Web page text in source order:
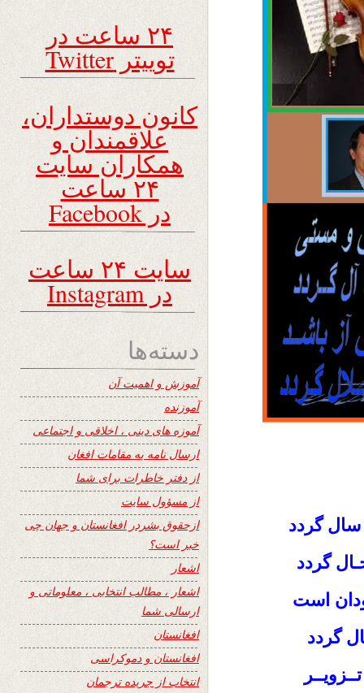
گردد
گردد
است
گردد
۲۴ ساعت در
توییتر Twitter
کانون دوستداران،
علاقمندان و
همکاران سایت
۲۴ ساعت
در Facebook
سایت ۲۴ ساعت
در Instagram
دسته‌ها
آموزش و اهمیت آن
آموزنده
آموزه های دینی ، اخلاقی و اجتماعی
ارسال نامه به مقامات افغان
از دفتر خاطرات برای شما
از مسؤول سایت
ازحقوق بشردر افغانستان و جهان چی
خبر است؟
اشعار
اشعار ، مطالب انتخابی ، معلوماتی و
ارسالی شما
افغانستان
افغانستان و دموکراسی
انتخاب از جریده ترجمان